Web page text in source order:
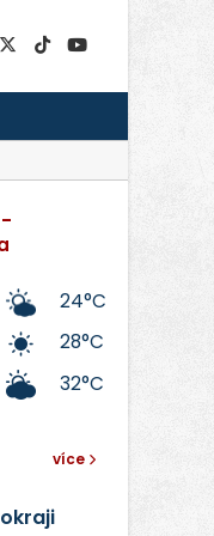
24°C
28°C
32°C
více